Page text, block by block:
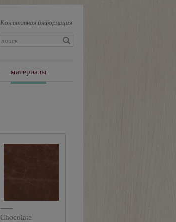
Контактная информация
материалы
Chocolate